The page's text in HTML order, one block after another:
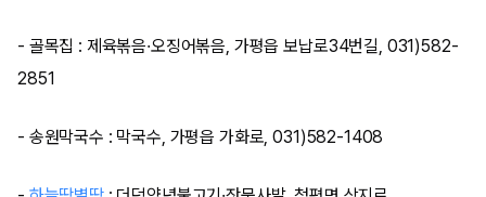
- 골목집 : 제육볶음·오징어볶음, 가평읍 보납로34번길, 031)582-
2851
- 송원막국수 : 막국수, 가평읍 가화로, 031)582-1408